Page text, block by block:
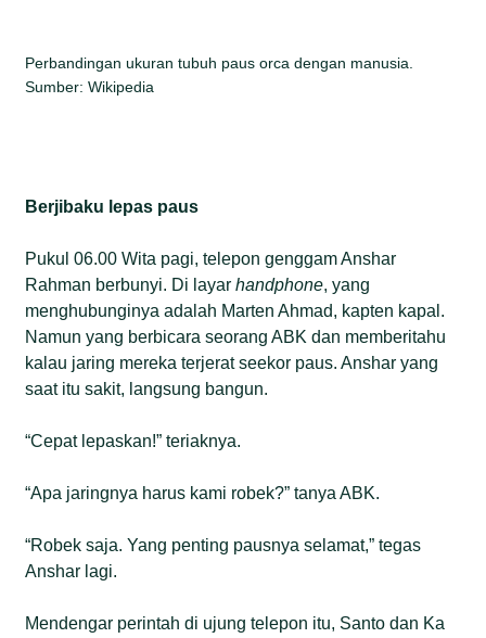
Perbandingan ukuran tubuh paus orca dengan manusia.
Sumber: Wikipedia
Berjibaku lepas paus
Pukul 06.00 Wita pagi, telepon genggam Anshar
Rahman berbunyi. Di layarhandphone, yang
menghubunginya adalah Marten Ahmad, kapten kapal.
Namun yang berbicara seorang ABK dan memberitahu
kalau jaring mereka terjerat seekor paus. Anshar yang
saat itu sakit, langsung bangun.
“Cepat lepaskan!” teriaknya.
“Apa jaringnya harus kami robek?” tanya ABK.
“Robek saja. Yang penting pausnya selamat,” tegas
Anshar lagi.
Mendengar perintah di ujung telepon itu, Santo dan Ka